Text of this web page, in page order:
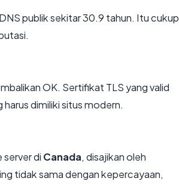
publik sekitar 30.9 tahun. Itu cukup
OK. Sertifikat TLS yang valid
dimiliki situs modern.
server di Canada, disajikan oleh
tidak sama dengan kepercayaan,